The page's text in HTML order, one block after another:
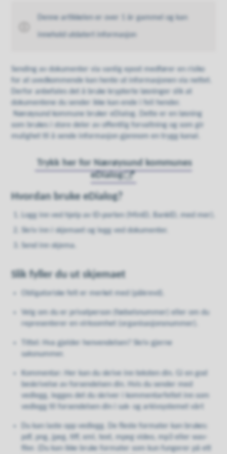
Denne artikkelen er over 1 år gammel og kan
innehold utdatert informasjon
Sending av dokumenter via vanlig epost medfører en risiko
for at uvedkommende kan hente ut informasjonen via nettet.
Derfor anbefales det å bruke krypterte løsninger slik at
dokumentene du sender ikke kan ende i feil hender.
Nærøysund kommune bruker eDialog. Dette er en løsning
som brukes i store deler av offentlig forvaltning og som gir
mulighet til å sende informasjon gjennom en trygg kanal.
Trykk her for Nærøysund kommunes
eDialog
Hvordan bruke eDialog?
Logg inn ved hjelp av ID-porten (MinID, BankID, med mer).
Skriv inn i skjemaet og legg ved dokumenter.
Send inn skjema.
Slik fyller du ut skjemaet
Obligatoriske felt er merket med (påkrevd).
Velg om du er privatperson (fødselsnummer) eller om du
representerer en virksomhet (organisasjonsnummer).
Tittel: Hva gjelder henvendelsen? Skriv gjerne
saksnummer.
Kommentar: Her kan du skrive inn teksten din. Gi en god
beskrivelse av forsendelsen din. Hvis du sender med
vedlegg, legges det du skriver i kommentarfeltet inn som
vedlegg til forsendelsen din i sak- og arkivsystemet vårt
Du kan laste opp vedlegg. De fleste formater kan brukes:
pdf, png, jpeg, tiff, xml, text, mpeg video, mp3 eller wav-
filer. (Du kan ikke bruke formater som kun fungerer på ett